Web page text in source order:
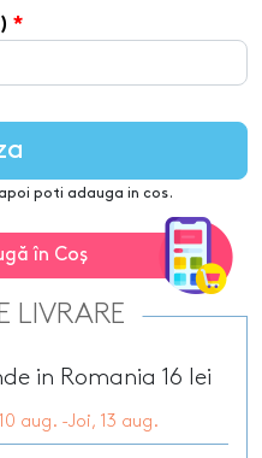
poti adauga in cos.
în Coş
LIVRARE
in Romania 16 lei
aug. -Joi, 13 aug.